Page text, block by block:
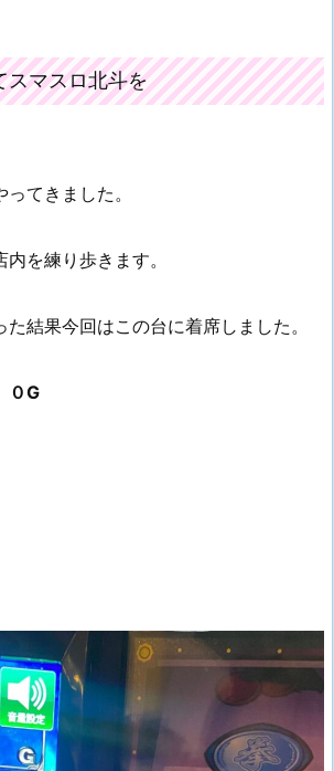
スマスロ北斗を
てきました。
を練り歩きます。
結果今回はこの台に着席しました。
０G